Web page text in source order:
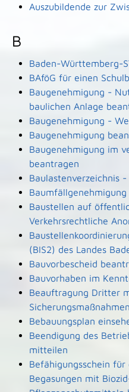
Auszubildende zur
B
Baden-Württemberg-
BAföG für einen
Baugenehmigung -
baulichen Anlage
Baugenehmigung -
Baugenehmigung
Baugenehmigung im
beantragen
Baulastenverzeichnis
Baustellen auf
Verkehrsrechtliche
(BIS2) des Landes
Bauvorbescheid
Bauvorhaben im
Beauftragung Dritter
Bebauungsplan
Beendigung des
mitteilen
Befähigungsschein
Begasungen mit